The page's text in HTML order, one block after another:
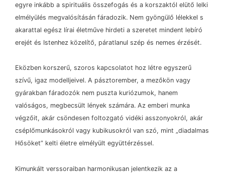
egyre inkább a spirituális összefogás és a korszaktól elütő lelki
elmélyülés megvalósításán fáradozik. Nem gyöngülő lélekkel s
akarattal egész lírai életműve hirdeti a szeretet mindent lebíró
erejét és Istenhez közelítő, páratlanul szép és nemes érzését.
Eközben korszerű, szoros kapcsolatot hoz létre egyszerű
szívű, igaz modelljeivel. A pásztorember, a mezőkön vagy
gyárakban fáradozók nem puszta kuriózumok, hanem
valóságos, megbecsült lények számára. Az emberi munka
végzőit, akár csöndesen foltozgató vidéki asszonyokról, akár
cséplőmunkásokról vagy kubikusokról van szó, mint „diadalmas
Hősöket” kelti életre elmélyült együttérzéssel.
Kimunkált verssoraiban harmonikusan jelentkezik az a